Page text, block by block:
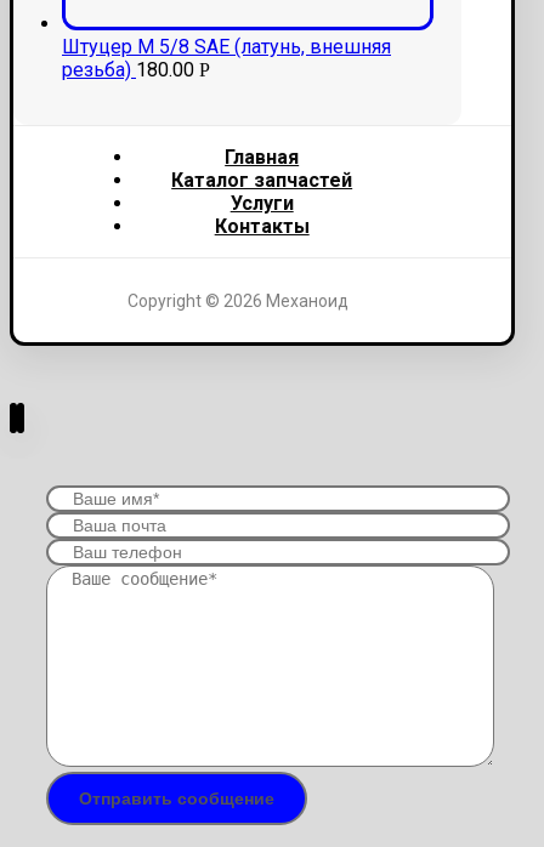
Штуцер M 5/8 SAE (латунь, внешняя
резьба) 180.00 Р
Главная
Каталог запчастей
Услуги
Контакты
Copyright © 2026 Механоид